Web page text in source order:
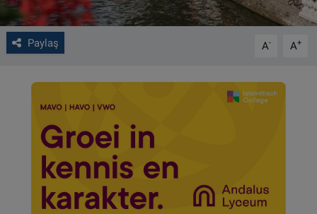
Paylaş A- A+
Çerez Politikası